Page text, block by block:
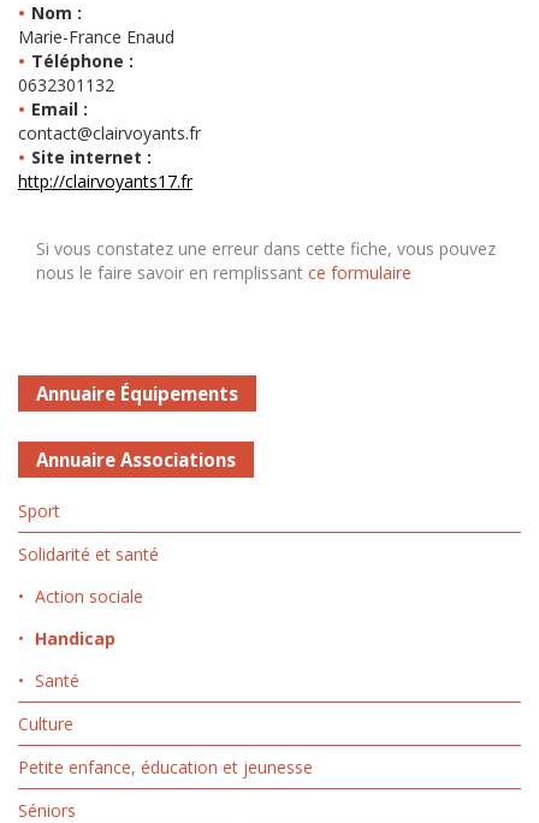
Nom :
Marie-France Enaud
Téléphone :
0632301132
Email :
contact@clairvoyants.fr
Site internet :
http://clairvoyants17.fr
Si vous constatez une erreur dans cette fiche, vous pouvez
nous le faire savoir en remplissant ce formulaire
Annuaire Équipements
Annuaire Associations
Sport
Solidarité et santé
Action sociale
Handicap
Santé
Culture
Petite enfance, éducation et jeunesse
Séniors